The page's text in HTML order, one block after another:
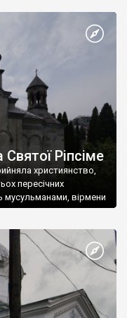
християнином.
Таврійського
Ріпсіме
християнство,
пересічних
мусульманами, вірмени